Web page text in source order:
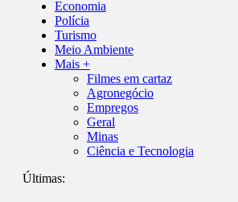
Economia
Polícia
Turismo
Meio Ambiente
Mais +
Filmes em cartaz
Agronegócio
Empregos
Geral
Minas
Ciência e Tecnologia
Últimas: